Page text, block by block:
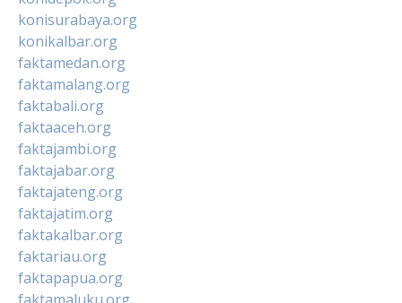
konisurabaya.org
konikalbar.org
faktamedan.org
faktamalang.org
faktabali.org
faktaaceh.org
faktajambi.org
faktajabar.org
faktajateng.org
faktajatim.org
faktakalbar.org
faktariau.org
faktapapua.org
faktamaluku.org